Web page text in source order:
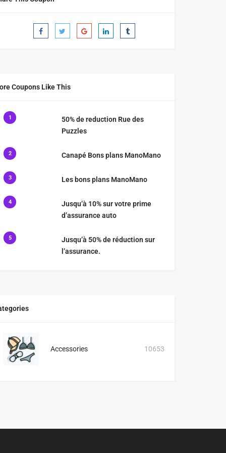
Coupons Like This
1
50% de reduction Rue des
Puzzles
2 Canapé Bons plans ManoMano
3 Les bons plans ManoMano
4
Jusqu’à 10% sur votre prime
d’assurance auto
5
Jusqu’à 50% de réduction sur
l’assurance.
Accessories 10653